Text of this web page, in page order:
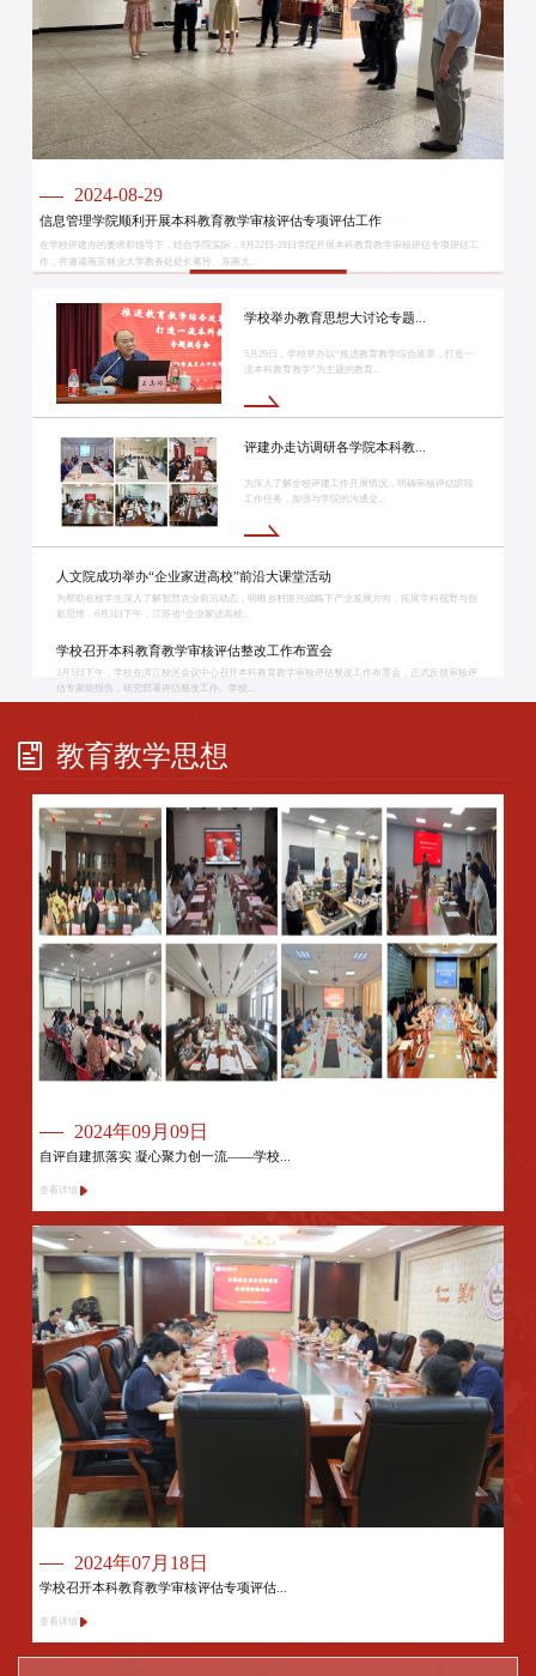
2024-07-18
学校召开本科教育教学审核评估专项评估培训会
7月17日，学校召开本科教育教学审核评估专项评估培训会。副校长朱艳出席会议，各学院分管本科教学工作
副院长、学校审核评估工作领导小组下设办公室...
2024-09-09
自评自建抓落实 凝心聚力创一流——学校顺利完成本科教育教学...
为进一步推进本科教育教学审核评估工作的实施，深入剖析存在的问题与短板，南京农业大学于暑期成功开
展了本科教育教学审核评估专项评估工作。此次...
2024-08-29
信息管理学院顺利开展本科教育教学审核评估专项评估工作
在学校评建办的要求和指导下，结合学院实际，8月22日-28日学院开展本科教育教学审核评估专项评估工
作，并邀请南京林业大学教务处处长蒋玲、东南大...
学校召开本科教育教学审核评估专项评估培训会
自评自建抓落实 凝心聚力创一流——学校顺利完成本科教育教学...
学校举办教育思想大讨论专题...
5月29日，学校举办以“推进教育教学综合改革，打造一
流本科教育教学”为主题的教育...
评建办走访调研各学院本科教...
为深入了解全校评建工作开展情况，明确审核评估阶段
工作任务，加强与学院的沟通交...
人文院成功举办“企业家进高校”前沿大课堂活动
为帮助在校学生深入了解智慧农业前沿动态，明晰乡村振兴战略下产业发展方向，拓展学科视野与创
新思维，6月3日下午，江苏省“企业家进高校...
学校召开本科教育教学审核评估整改工作布置会
3月5日下午，学校在滨江校区会议中心召开本科教育教学审核评估整改工作布置会，正式反馈审核评
估专家组报告，研究部署评估整改工作。学校...
教育教学思想
2024年09月09日
自评自建抓落实 凝心聚力创一流——学校...
查看详情
2024年07月18日
学校召开本科教育教学审核评估专项评估...
查看详情